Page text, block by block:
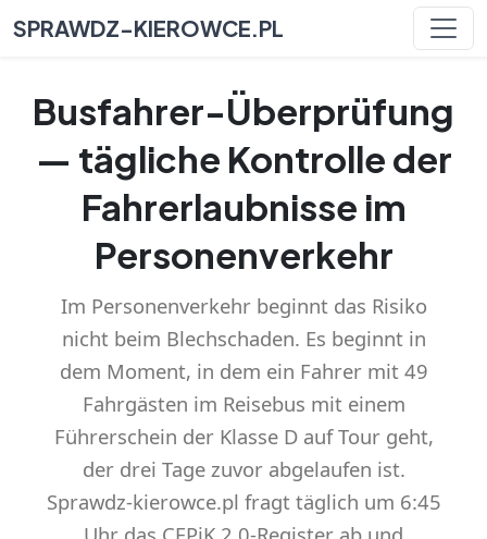
SPRAWDZ-KIEROWCE.PL
Busfahrer-Überprüfung
— tägliche Kontrolle der
Fahrerlaubnisse im
Personenverkehr
Im Personenverkehr beginnt das Risiko
nicht beim Blechschaden. Es beginnt in
dem Moment, in dem ein Fahrer mit 49
Fahrgästen im Reisebus mit einem
Führerschein der Klasse D auf Tour geht,
der drei Tage zuvor abgelaufen ist.
Sprawdz-kierowce.pl fragt täglich um 6:45